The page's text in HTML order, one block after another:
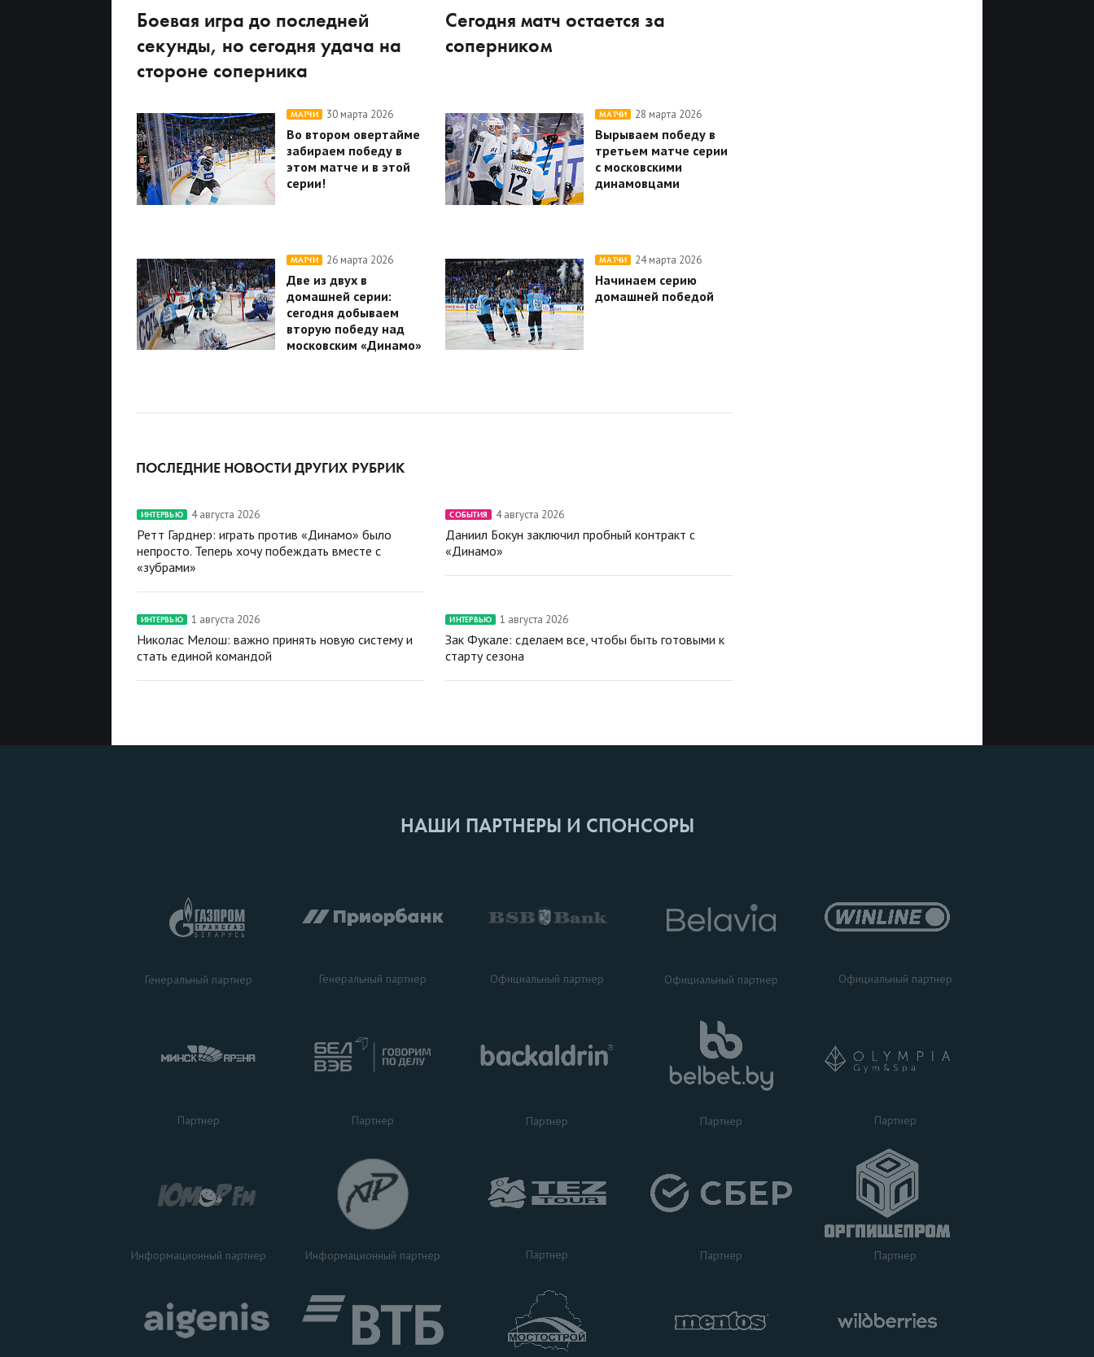
Боевая игра до последней
секунды, но сегодня удача на
стороне соперника
Сегодня матч остается за
соперником
МАТЧИ 30 марта 2026
Во втором овертайме
забираем победу в
этом матче и в этой
серии!
МАТЧИ 28 марта 2026
Вырываем победу в
третьем матче серии
с московскими
динамовцами
МАТЧИ 26 марта 2026
Две из двух в
домашней серии:
сегодня добываем
вторую победу над
московским «Динамо»
МАТЧИ 24 марта 2026
Начинаем серию
домашней победой
ПОСЛЕДНИЕ НОВОСТИ ДРУГИХ РУБРИК
ИНТЕРВЬЮ 4 августа 2026
Ретт Гарднер: играть против «Динамо» было
непросто. Теперь хочу побеждать вместе с
«зубрами»
СОБЫТИЯ 4 августа 2026
Даниил Бокун заключил пробный контракт с
«Динамо»
ИНТЕРВЬЮ 1 августа 2026
Николас Мелош: важно принять новую систему и
стать единой командой
ИНТЕРВЬЮ 1 августа 2026
Зак Фукале: сделаем все, чтобы быть готовыми к
старту сезона
НАШИ ПАРТНЕРЫ И СПОНСОРЫ
Генеральный партнер Генеральный партнер Официальный партнер Официальный партнер Официальный партнер
Партнер Партнер Партнер Партнер Партнер
Информационный партнер Информационный партнер Партнер Партнер Партнер